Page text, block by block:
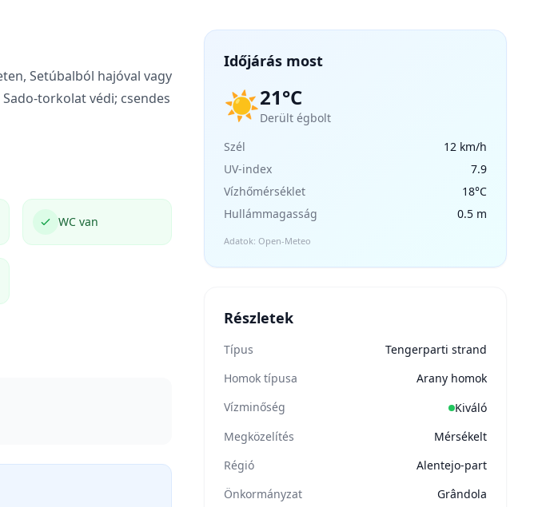
Setúbalból hajóval vagy
torkolat védi; csendes
WC van
Időjárás most
☀️21°C
Derült égbolt
Szél
12 km/h
UV-index
7.9
Vízhőmérséklet
18°C
Hullámmagasság
0.5 m
Adatok: Open-Meteo
Részletek
Típus
Tengerparti strand
Homok típusa
Arany homok
Vízminőség
Kiváló
Megközelítés
Mérsékelt
Régió
Alentejo-part
Önkormányzat
Grândola